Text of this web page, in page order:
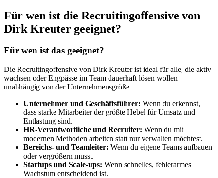
Für wen ist die Recruitingoffensive von
Dirk Kreuter geeignet?
Für wen ist das geeignet?
Die Recruitingoffensive von Dirk Kreuter ist ideal für alle, die aktiv
wachsen oder Engpässe im Team dauerhaft lösen wollen –
unabhängig von der Unternehmensgröße.
Unternehmer und Geschäftsführer: Wenn du erkennst,
dass starke Mitarbeiter der größte Hebel für Umsatz und
Entlastung sind.
HR-Verantwortliche und Recruiter: Wenn du mit
modernen Methoden arbeiten statt nur verwalten möchtest.
Bereichs- und Teamleiter: Wenn du eigene Teams aufbauen
oder vergrößern musst.
Startups und Scale-ups: Wenn schnelles, fehlerarmes
Wachstum entscheidend ist.